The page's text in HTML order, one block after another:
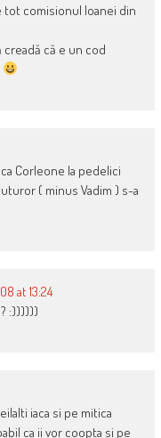
tot comisionul Ioanei din
creadă că e un cod
Corleone la pedelici
( minus Vadim ) s-a
at 13:24
? :))))))
iaca si pe mitica
ca ii vor coopta si pe